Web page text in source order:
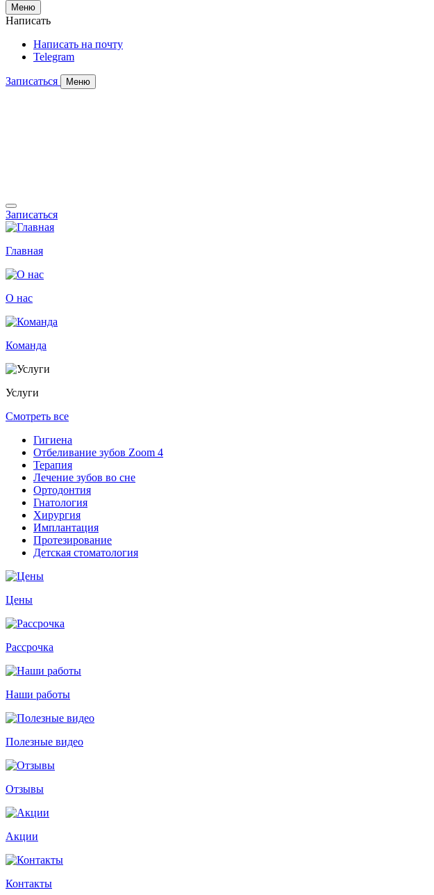
Меню
Написать
Написать на почту
Telegram
Записаться Меню
Записаться
Главная
О нас
Команда
Услуги
Смотреть все
Гигиена
Отбеливание зубов Zoom 4
Терапия
Лечение зубов во сне
Ортодонтия
Гнатология
Хирургия
Имплантация
Протезирование
Детская стоматология
Цены
Рассрочка
Наши работы
Полезные видео
Отзывы
Акции
Контакты